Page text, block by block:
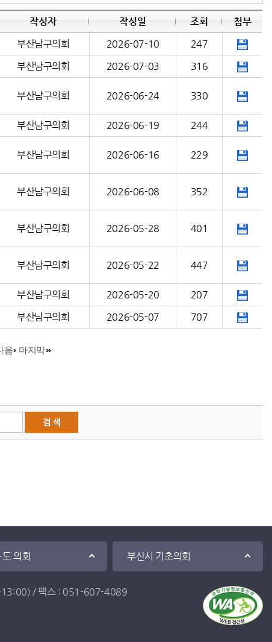
작성자 작성일 조회
첨부
부산남구의회 2026-07-10
247
부산남구의회 2026-07-03 316
부산남구의회 2026-06-24 330
부산남구의회 2026-06-19 244
부산남구의회 2026-06-16 229
부산남구의회 2026-06-08 352
부산남구의회 2026-05-28 401
부산남구의회 2026-05-22 447
부산남구의회 2026-05-20
207
부산남구의회 2026-05-07 707
음 마지막
도 의회 부산시 기초의회
/ 팩스 : 051-607-4089